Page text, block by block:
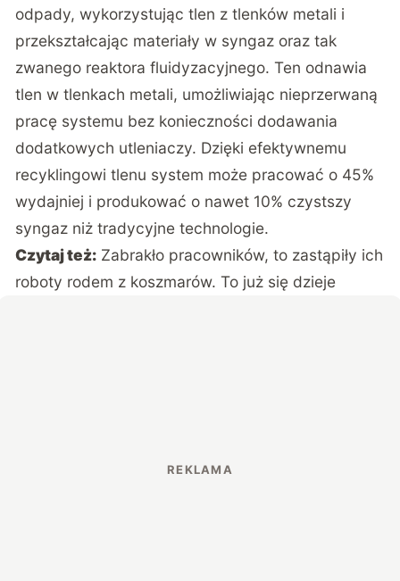
odpady, wykorzystując tlen z tlenków metali i
przekształcając materiały w syngaz oraz tak
zwanego reaktora fluidyzacyjnego. Ten odnawia
tlen w tlenkach metali, umożliwiając nieprzerwaną
pracę systemu bez konieczności dodawania
dodatkowych utleniaczy. Dzięki efektywnemu
recyklingowi tlenu system może pracować o 45%
wydajniej i produkować o nawet 10% czystszy
syngaz niż tradycyjne technologie.
Czytaj też: Zabrakło pracowników, to zastąpiły ich
roboty rodem z koszmarów. To już się dzieje